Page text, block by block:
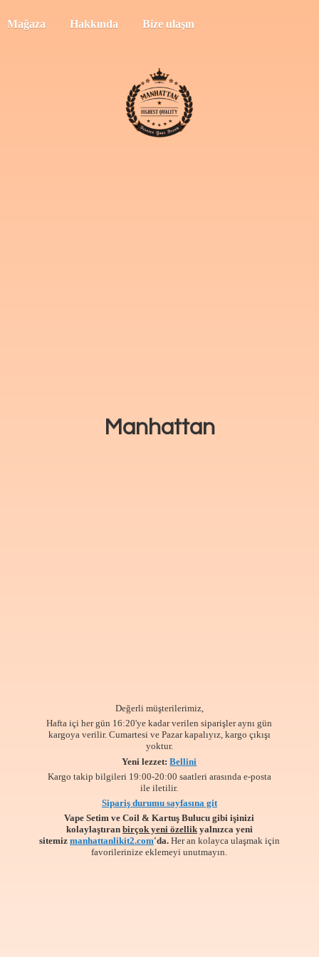
Mağaza Hakkında Bize ulaşın
Manhattan
Değerli müşterilerimiz,
Hafta içi her gün 16:20'ye kadar verilen siparişler aynı gün
kargoya verilir. Cumartesi ve Pazar kapalıyız, kargo çıkışı
yoktur.
Yeni lezzet:Bellini
Kargo takip bilgileri 19:00-20:00 saatleri arasında e-posta
ile iletilir.
Sipariş durumu sayfasına git
Vape Setim ve Coil & Kartuş Bulucu gibi işinizi
kolaylaştıran birçok yeni özellikyalnızca yeni
sitemiz manhattanlikit2.com'da. Her an kolayca ulaşmak için
favorilerinizeeklemeyi unutmayın.